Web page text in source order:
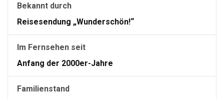
Bekannt durch
Reisesendung „Wunderschön!“
Im Fernsehen seit
Anfang der 2000er-Jahre
Familienstand